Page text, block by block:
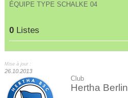
ÉQUIPE TYPE SCHALKE 04
0 Listes
Mise à jour :
26.10.2013
Club
Hertha Berlin